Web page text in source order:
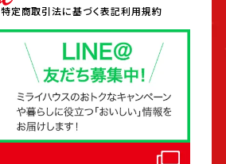
特定商取引法に基づく表記利用規約